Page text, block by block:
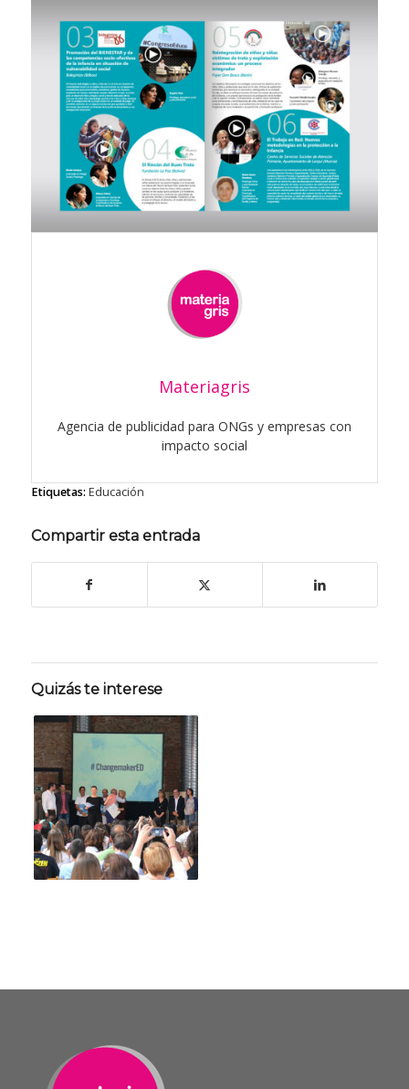
Materiagris
Agencia de publicidad para ONGs y empresas con
impacto social
Etiquetas: Educación
Compartir esta entrada
Quizás te interese